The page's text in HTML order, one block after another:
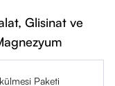
Glisinat ve
Paketi